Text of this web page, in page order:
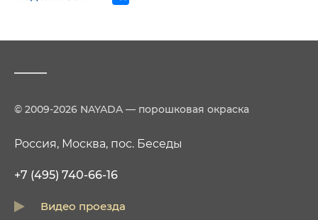
© 2009-2026 NAYADA — порошковая окраска
Россия, Москва, пос. Беседы
+7 (495) 740-66-16
Видео проезда